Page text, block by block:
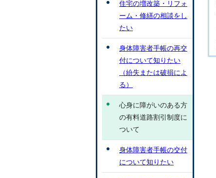
住宅の増改築・リフォ
ーム・修繕の相談をし
たい
身体障害者手帳の再交
付について知りたい
（紛失または破損によ
る）
心身に障がいのある方
の有料道路割引制度に
ついて
身体障害者手帳の交付
について知りたい